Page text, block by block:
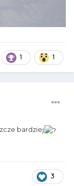
1 1
bardziej
3